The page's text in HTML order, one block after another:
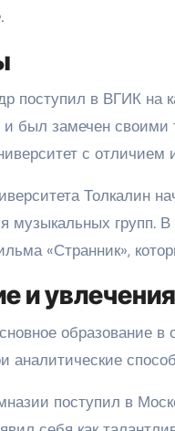
поступил в ВГИК
и был замечен
с
Толкалин
групп. В
«Странник»,
и увлечения
образование
аналитические
поступил в